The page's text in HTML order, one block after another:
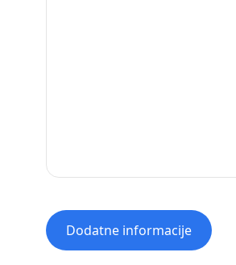
Dodatne informacije